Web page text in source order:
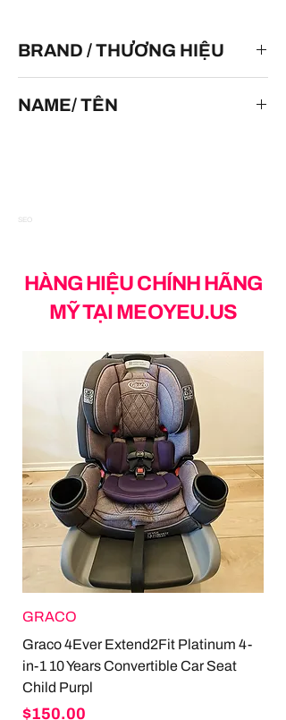
BRAND / THƯƠNG HIỆU
NAME/ TÊN
SEO
HÀNG HIỆU CHÍNH HÃNG
MỸ TẠI MEOYEU.US
GRACO
Graco 4Ever Extend2Fit Platinum 4-
in-1 10 Years Convertible Car Seat
Child Purpl
Price
$150.00